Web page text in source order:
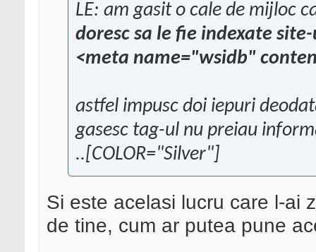
LE: am gasit o cale de mijloc
doresc sa le fie indexate
<meta name="wsidb"
astfel impusc doi iepuri
gasesc tag-ul nu preiau
..[COLOR="Silver"]
Si este acelasi lucru care l-ai
de tine, cum ar putea pune